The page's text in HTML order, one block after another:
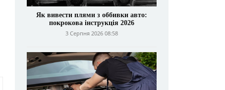
Як вивести плями з оббивки авто:
покрокова інструкція 2026
3 Серпня 2026 08:58